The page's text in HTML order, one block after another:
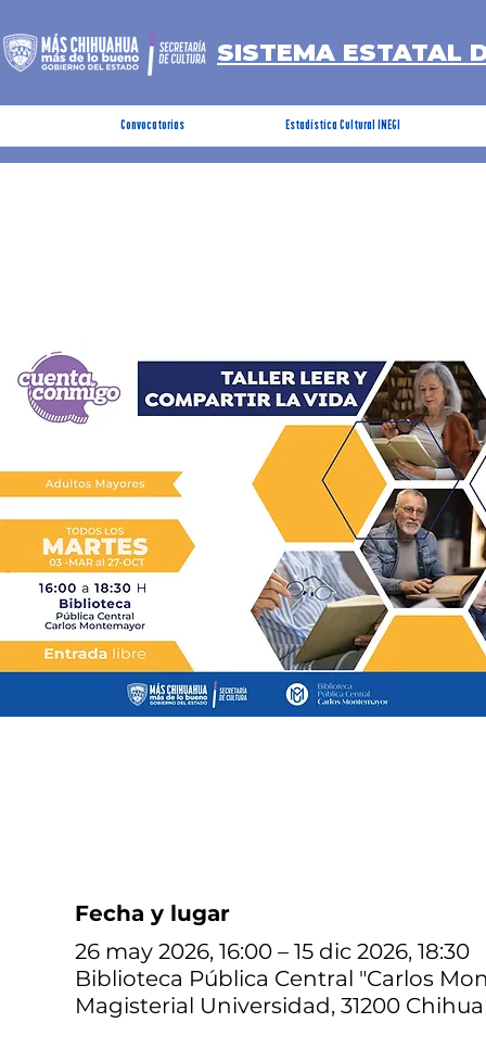
SISTEMA ESTATAL
Convocatorias Estadística Cultural INEGI
Fecha y lugar
26 may 2026, 16:00 – 15 dic 2026, 18:30
Biblioteca Pública Central "Carlos
Magisterial Universidad, 31200